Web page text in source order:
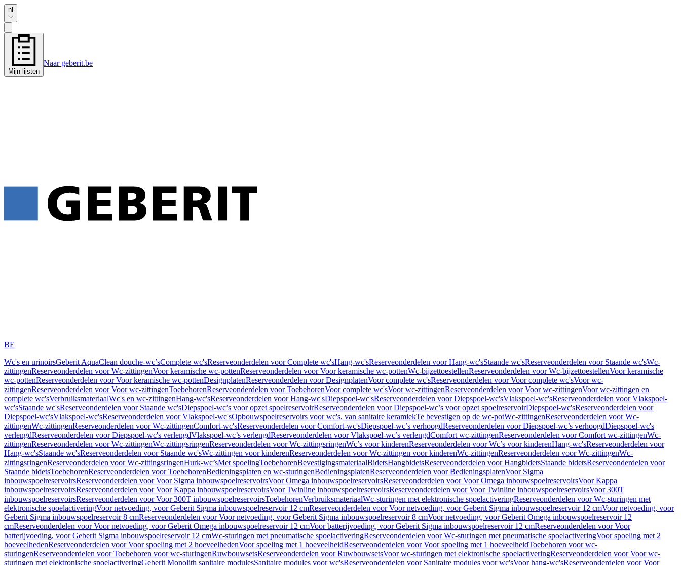
nl
Mijn lijsten
Naar geberit.be
BE
Wc's en urinoirsGeberit AquaClean douche-wc’sComplete wc'sReserveonderdelen voor Complete wc'sHang-wc'sReserveonderdelen voor Hang-wc'sStaande wc'sReserveonderdelen voor Staande wc'sWc-
zittingenReserveonderdelen voor Wc-zittingenVoor keramische wc-pottenReserveonderdelen voor Voor keramische wc-pottenWc-bijzettoestellenReserveonderdelen voor Wc-bijzettoestellenVoor keramische
wc-pottenReserveonderdelen voor Voor keramische wc-pottenDesignplatenReserveonderdelen voor DesignplatenVoor complete wc'sReserveonderdelen voor Voor complete wc'sVoor wc-
zittingenReserveonderdelen voor Voor wc-zittingenToebehorenReserveonderdelen voor ToebehorenVoor complete wc'sVoor wc-zittingenReserveonderdelen voor Voor wc-zittingenVoor wc-zittingen en
complete wc'sVerbruiksmateriaalWc's en wc-zittingenHang-wc'sReserveonderdelen voor Hang-wc'sDiepspoel-wc'sReserveonderdelen voor Diepspoel-wc'sVlakspoel-wc'sReserveonderdelen voor Vlakspoel-
wc'sStaande wc'sReserveonderdelen voor Staande wc'sDiepspoel-wc’s voor opzet spoelreservoirReserveonderdelen voor Diepspoel-wc’s voor opzet spoelreservoirDiepspoel-wc'sReserveonderdelen voor
Diepspoel-wc'sVlakspoel-wc'sReserveonderdelen voor Vlakspoel-wc'sOpbouwspoelreservoirs voor wc's, van sanitaire keramiekTe bevestigen op de wc-potWc-zittingenReserveonderdelen voor Wc-
zittingenWc-zittingenReserveonderdelen voor Wc-zittingenComfort-wc'sReserveonderdelen voor Comfort-wc'sDiepspoel-wc’s verhoogdReserveonderdelen voor Diepspoel-wc’s verhoogdDiepspoel-wc's
verlengdReserveonderdelen voor Diepspoel-wc's verlengdVlakspoel-wc’s verlengdReserveonderdelen voor Vlakspoel-wc’s verlengdComfort wc-zittingenReserveonderdelen voor Comfort wc-zittingenWc-
zittingenReserveonderdelen voor Wc-zittingenWc-zittingsringenReserveonderdelen voor Wc-zittingsringenWc’s voor kinderenReserveonderdelen voor Wc’s voor kinderenHang-wc'sReserveonderdelen voor
Hang-wc'sStaande wc'sReserveonderdelen voor Staande wc'sWc-zittingen voor kinderenReserveonderdelen voor Wc-zittingen voor kinderenWc-zittingenReserveonderdelen voor Wc-zittingenWc-
zittingsringenReserveonderdelen voor Wc-zittingsringenHurk-wc’sMet spoelingToebehorenBevestigingsmateriaalBidetsHangbidetsReserveonderdelen voor HangbidetsStaande bidetsReserveonderdelen voor
Staande bidetsToebehorenReserveonderdelen voor ToebehorenBedieningsplaten en wc-sturingenBedieningsplatenReserveonderdelen voor BedieningsplatenVoor Sigma
inbouwspoelreservoirsReserveonderdelen voor Voor Sigma inbouwspoelreservoirsVoor Omega inbouwspoelreservoirsReserveonderdelen voor Voor Omega inbouwspoelreservoirsVoor Kappa
inbouwspoelreservoirsReserveonderdelen voor Voor Kappa inbouwspoelreservoirsVoor Twinline inbouwspoelreservoirsReserveonderdelen voor Voor Twinline inbouwspoelreservoirsVoor 300T
inbouwspoelreservoirsReserveonderdelen voor Voor 300T inbouwspoelreservoirsToebehorenVerbruiksmateriaalWc-sturingen met elektronische spoelactiveringReserveonderdelen voor Wc-sturingen met
elektronische spoelactiveringVoor netvoeding, voor Geberit Sigma inbouwspoelreservoir 12 cmReserveonderdelen voor Voor netvoeding, voor Geberit Sigma inbouwspoelreservoir 12 cmVoor netvoeding, voor
Geberit Sigma inbouwspoelreservoir 8 cmReserveonderdelen voor Voor netvoeding, voor Geberit Sigma inbouwspoelreservoir 8 cmVoor netvoeding, voor Geberit Omega inbouwspoelreservoir 12
cmReserveonderdelen voor Voor netvoeding, voor Geberit Omega inbouwspoelreservoir 12 cmVoor batterijvoeding, voor Geberit Sigma inbouwspoelreservoir 12 cmReserveonderdelen voor Voor
batterijvoeding, voor Geberit Sigma inbouwspoelreservoir 12 cmWc-sturingen met pneumatische spoelactiveringReserveonderdelen voor Wc-sturingen met pneumatische spoelactiveringVoor spoeling met 2
hoeveelhedenReserveonderdelen voor Voor spoeling met 2 hoeveelhedenVoor spoeling met 1 hoeveelheidReserveonderdelen voor Voor spoeling met 1 hoeveelheidToebehoren voor wc-
sturingenReserveonderdelen voor Toebehoren voor wc-sturingenRuwbouwsetsReserveonderdelen voor RuwbouwsetsVoor wc-sturingen met elektronische spoelactiveringReserveonderdelen voor Voor wc-
sturingen met elektronische spoelactiveringGeberit Monolith sanitaire modulesSanitaire modules voor wc'sReserveonderdelen voor Sanitaire modules voor wc'sVoor hang-wc'sReserveonderdelen voor Voor